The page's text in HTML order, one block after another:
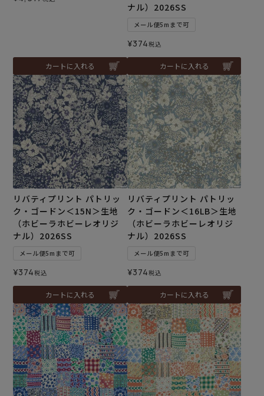
カートに入れる
ナル）2026SS
メール便5mまで可
¥374税込
カートに入れる
リバティプリント パトリッ
ク・ゴードン＜15N＞生地
（ホビーラホビーレオリジ
ナル）2026SS
メール便5mまで可
¥374税込
カートに入れる
リバティプリント パトリッ
ク・ゴードン＜16LB＞生地
（ホビーラホビーレオリジ
ナル）2026SS
メール便5mまで可
¥374税込
カートに入れる